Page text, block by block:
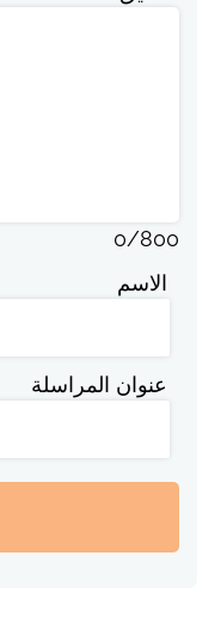
0/800
الاسم
عنوان المراسلة